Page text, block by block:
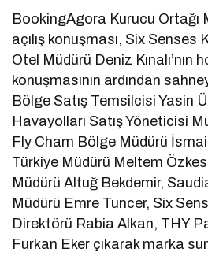
BookingAgora Kurucu Ortağı
açılış konuşması, Six
Otel Müdürü Deniz Kınalı’nın
konuşmasının ardından
Bölge Satış Temsilcisi Yasin
Havayolları Satış Yöneticisi
Fly Cham Bölge Müdürü
Türkiye Müdürü Meltem
Müdürü Altuğ Bekdemir,
Müdürü Emre Tuncer, Six
Direktörü Rabia Alkan, THY
Furkan Eker çıkarak marka